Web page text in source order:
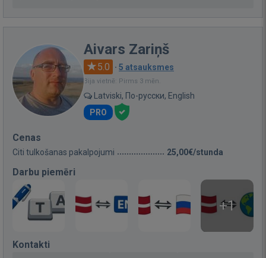
Aivars Zariņš
5.0 · 5 atsauksmes
Bija vietnē: Pirms 3 mēn.
Latviski, По-русски, English
PRO
Cenas
Citi tulkošanas pakalpojumi 25,00€/stunda
Darbu piemēri
+1
Kontakti